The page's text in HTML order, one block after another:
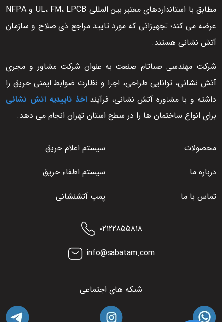
مطابق با استانداردهای معتبر بین المللی UL، FM، LPCB و NFPA
عرضه می کند؛ تجهیزاتی که مورد تایید مراجع ذی صلاح و سازمان
آتش نشانی هستند.
شرکت مهندسی صباتام صنعت به عنوان شرکت مشاور و مجری
آتش نشانی، توانایی طراحی، اجرا و نظارت ضوابط ایمنی حریق را
داشته و با مشاوره آتش نشانی، فرآینداخذ تاییدیه آتش نشانی
برای انواع ساختمان ها را در سطح استان تهران انجام می دهد.
محصولات
درباره ما
تماس با ما
سیستم اعلام حریق
سیستم اطفاء حریق
پمپ آتشنشانی
۰۲۱۲۲۸۵۵۸۱۸
info@sabatam.com
شبکه های اجتماعی